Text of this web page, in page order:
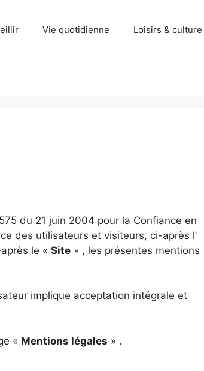
Vie quotidienne Loisirs & culture
du 21 juin 2004 pour la Confiance en
des utilisateurs et visiteurs, ci-après l’
le « Site » , les présentes mentions
implique acceptation intégrale et
« Mentions légales » .